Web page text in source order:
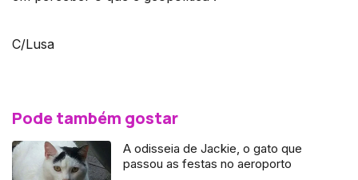
C/Lusa
Pode também gostar
A odisseia de Jackie, o gato que
passou as festas no aeroporto